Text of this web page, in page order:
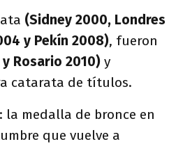
(Sidney 2000, Londres
y Pekín 2008), fueron
Rosario 2010) y
catarata de títulos.
la medalla de bronce en
que vuelve a